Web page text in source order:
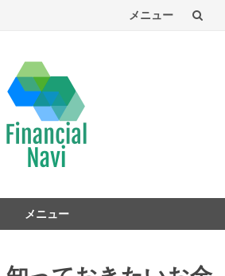
メニュー
メニュー